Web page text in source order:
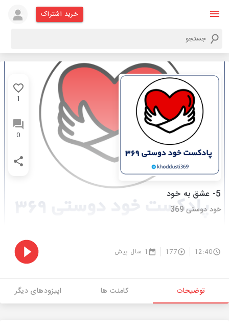
خرید اشتراک
1
0
5- عشق به خود
خود دوستی 369
12:40
177 1 سال پیش
توضیحات کامنت ها اپیزودهای دیگر